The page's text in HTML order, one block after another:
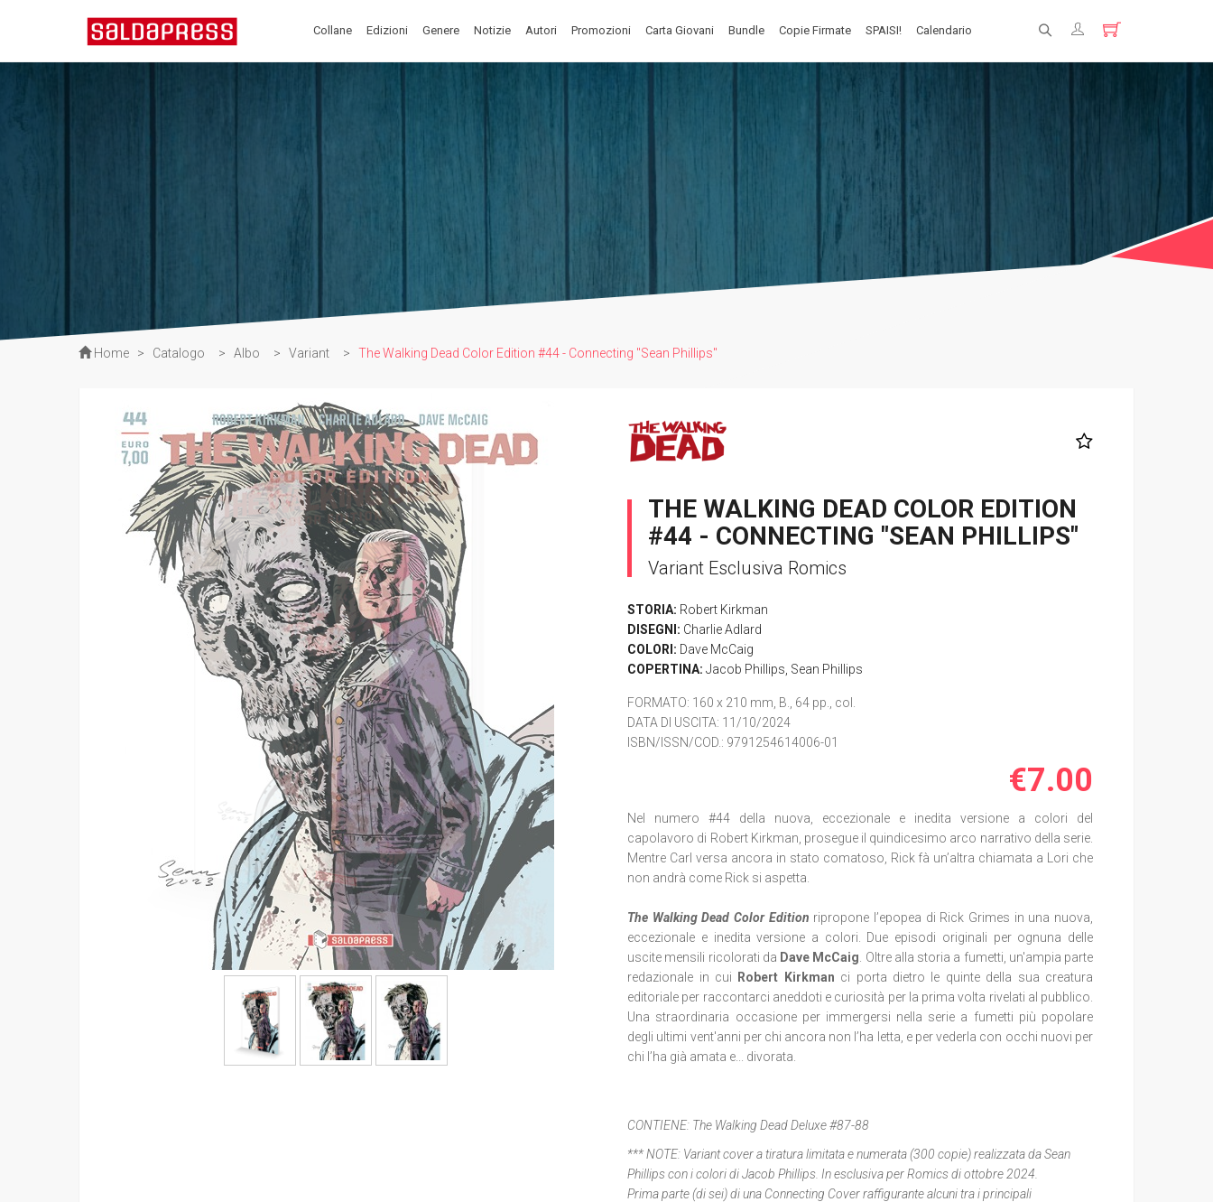
Collane Edizioni Genere Notizie Autori Promozioni Carta Giovani Bundle Copie Firmate SPAISI! Calendario
Home > Catalogo > Albo > Variant > The Walking Dead Color Edition #44 - Connecting "Sean Phillips"
THE WALKING DEAD COLOR EDITION
#44 - CONNECTING "SEAN PHILLIPS"
Variant Esclusiva Romics
STORIA: Robert Kirkman
DISEGNI: Charlie Adlard
COLORI: Dave McCaig
COPERTINA: Jacob Phillips Sean Phillips
FORMATO: 160 x 210 mm, B., 64 pp., col.
DATA DI USCITA: 11/10/2024
ISBN/ISSN/COD.: 9791254614006-01
€7.00
Nel numero #44 della nuova, eccezionale e inedita versione a colori del
capolavoro di Robert Kirkman, prosegue il quindicesimo arco narrativo della serie.
Mentre Carl versa ancora in stato comatoso, Rick fà un’altra chiamata a Lori che
non andrà come Rick si aspetta.
The Walking Dead Color Edition ripropone l’epopea di Rick Grimes in una nuova,
eccezionale e inedita versione a colori. Due episodi originali per ognuna delle
uscite mensili ricolorati da Dave McCaig . Oltre alla storia a fumetti, un'ampia parte
redazionale in cui
Robert Kirkman ci porta dietro le quinte della sua creatura
editoriale per raccontarci aneddoti e curiosità per la prima volta rivelati al pubblico.
Una straordinaria occasione per immergersi nella serie a fumetti più popolare
degli ultimi vent'anni per chi ancora non l’ha letta, e per vederla con occhi nuovi per
chi l’ha già amata e... divorata.
CONTIENE: The Walking Dead Deluxe #87-88
*** NOTE: Variant cover a tiratura limitata e numerata (300 copie) realizzata da Sean
Phillips con i colori di Jacob Phillips. In esclusiva per Romics di ottobre 2024.
Prima parte (di sei) di una Connecting Cover raffigurante alcuni tra i principali